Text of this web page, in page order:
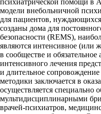
психиатрической помощи в
модели внебольничной
для пациентов,
созданы дома для
безопасности (REMS),
являются интенсивное (или
в сообществе и
интенсивного лечения
и длительное
методики заключается в
осуществляется специально
мультидисциплинарными
врачей-психиатров,